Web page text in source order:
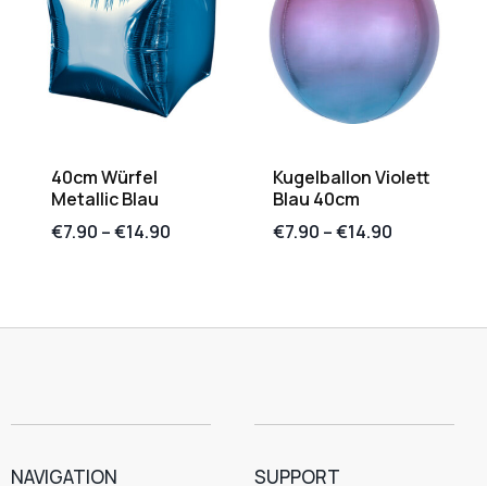
40cm Würfel
Metallic Blau
€7.90 –€14.90
Kugelballon Violett
Blau 40cm
€7.90 –€14.90
NAVIGATION SUPPORT